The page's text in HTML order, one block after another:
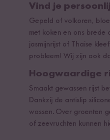
Vind je
Gepeld of volkoren,
met koken en ons brede
jasmijnrijst of Thaise
probleem! Wij zijn ook
Hoogwaardige
Smaakt gewassen rijst
Dankzij de antislip
wassen. Over groenten
of zeevruchten kunnen